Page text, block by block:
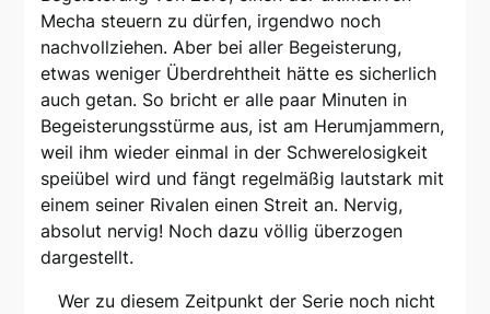
Mecha steuern zu dürfen, irgendwo noch
nachvollziehen. Aber bei aller Begeisterung,
etwas weniger Überdrehtheit hätte es sicherlich
auch getan. So bricht er alle paar Minuten in
Begeisterungsstürme aus, ist am Herumjammern,
weil ihm wieder einmal in der Schwerelosigkeit
speiübel wird und fängt regelmäßig lautstark mit
einem seiner Rivalen einen Streit an. Nervig,
absolut nervig! Noch dazu völlig überzogen
dargestellt.
Wer zu diesem Zeitpunkt der Serie noch nicht